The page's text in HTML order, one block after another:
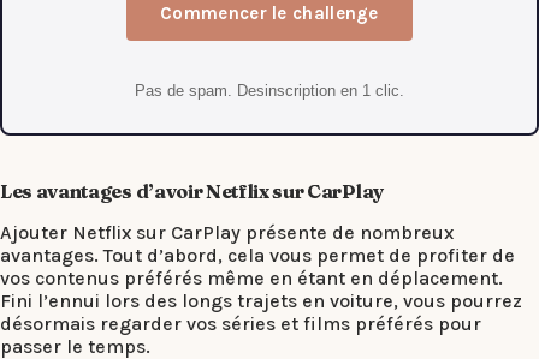
Commencer le challenge
Pas de spam. Desinscription en 1 clic.
Les avantages d’avoir Netflix sur CarPlay
Ajouter Netflix sur CarPlay présente de nombreux
avantages. Tout d’abord, cela vous permet de profiter de
vos contenus préférés même en étant en déplacement.
Fini l’ennui lors des longs trajets en voiture, vous pourrez
désormais regarder vos séries et films préférés pour
passer le temps.